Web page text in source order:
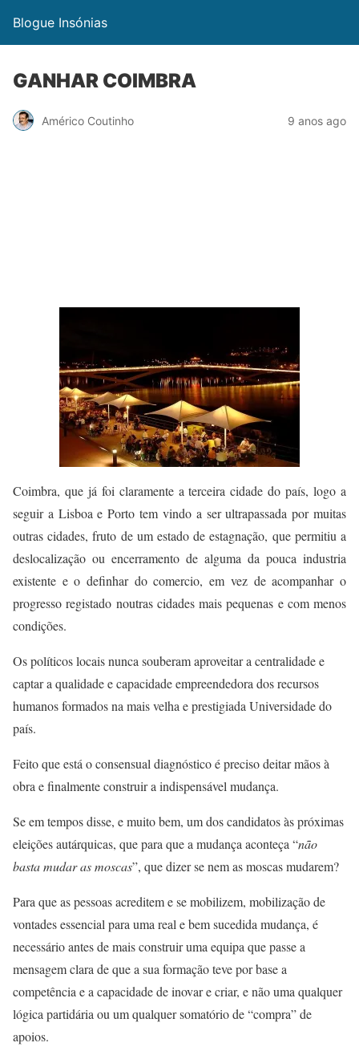
Blogue Insónias
GANHAR COIMBRA
Américo Coutinho 9 anos ago
Coimbra, que já foi claramente a terceira cidade do país, logo a
seguir a Lisboa e Porto tem vindo a ser ultrapassada por muitas
outras cidades, fruto de um estado de estagnação, que permitiu a
deslocalização ou encerramento de alguma da pouca industria
existente e o definhar do comercio, em vez de acompanhar o
progresso registado noutras cidades mais pequenas e com menos
condições.
Os políticos locais nunca souberam aproveitar a centralidade e
captar a qualidade e capacidade empreendedora dos recursos
humanos formados na mais velha e prestigiada Universidade do
país.
Feito que está o consensual diagnóstico é preciso deitar mãos à
obra e finalmente construir a indispensável mudança.
Se em tempos disse, e muito bem, um dos candidatos às próximas
eleições autárquicas, que para que a mudança aconteça “não
basta mudar as moscas”, que dizer se nem as moscas mudarem?
Para que as pessoas acreditem e se mobilizem, mobilização de
vontades essencial para uma real e bem sucedida mudança, é
necessário antes de mais construir uma equipa que passe a
mensagem clara de que a sua formação teve por base a
competência e a capacidade de inovar e criar, e não uma qualquer
lógica partidária ou um qualquer somatório de “compra” de
apoios.